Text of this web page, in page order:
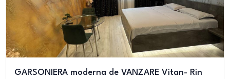
GARSONIERA moderna de VANZARE Vitan- Rin